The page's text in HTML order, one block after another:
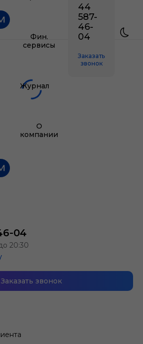
Фин.
сервисы
Журнал
О
компании
44
587-
46-
04
Заказать
звонок
04
20:30
Заказать звонок